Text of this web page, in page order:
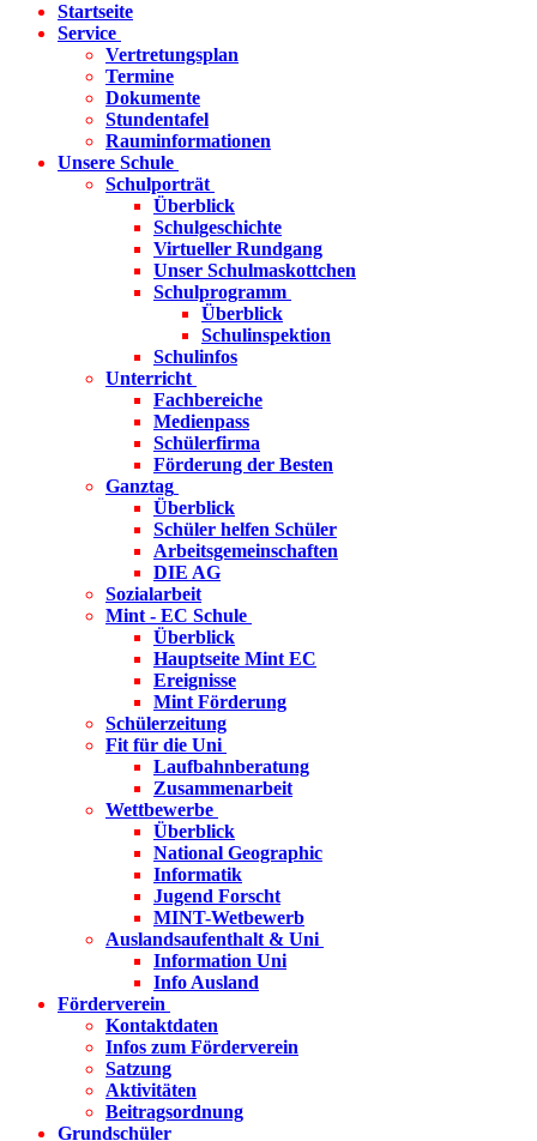
Startseite
Service
Vertretungsplan
Termine
Dokumente
Stundentafel
Rauminformationen
Unsere Schule
Schulporträt
Überblick
Schulgeschichte
Virtueller Rundgang
Unser Schulmaskottchen
Schulprogramm
Überblick
Schulinspektion
Schulinfos
Unterricht
Fachbereiche
Medienpass
Schülerfirma
Förderung der Besten
Ganztag
Überblick
Schüler helfen Schüler
Arbeitsgemeinschaften
DIE AG
Sozialarbeit
Mint - EC Schule
Überblick
Hauptseite Mint EC
Ereignisse
Mint Förderung
Schülerzeitung
Fit für die Uni
Laufbahnberatung
Zusammenarbeit
Wettbewerbe
Überblick
National Geographic
Informatik
Jugend Forscht
MINT-Wetbewerb
Auslandsaufenthalt & Uni
Information Uni
Info Ausland
Förderverein
Kontaktdaten
Infos zum Förderverein
Satzung
Aktivitäten
Beitragsordnung
Grundschüler